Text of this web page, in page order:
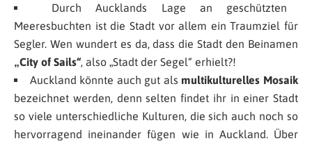
Durch Aucklands Lage an geschützten
Meeresbuchten ist die Stadt vor allem ein Traumziel für
Segler. Wen wundert es da, dass die Stadt den Beinamen
„City of Sails“, also „Stadt der Segel“ erhielt?!
Auckland könnte auch gut alsmultikulturelles Mosaik
bezeichnet werden, denn selten findet ihr in einer Stadt
so viele unterschiedliche Kulturen, die sich auch noch so
hervorragend ineinander fügen wie in Auckland. Über